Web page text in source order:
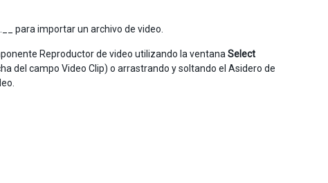
para importar un archivo de video.
Reproductor de video utilizando la ventana Select
del campo Video Clip) o arrastrando y soltando el Asidero de